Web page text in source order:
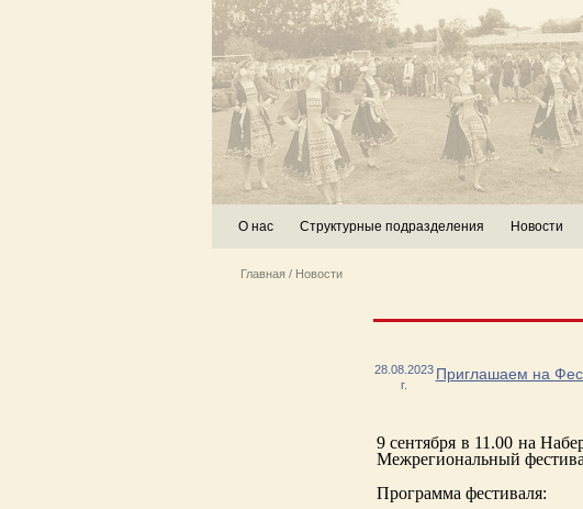
О нас Структурные подразделения Новости
Главная / Новости
28.08.2023
г.
Приглашаем на
9 сентября в 11.00 на
Межрегиональный
Программа фестиваля: